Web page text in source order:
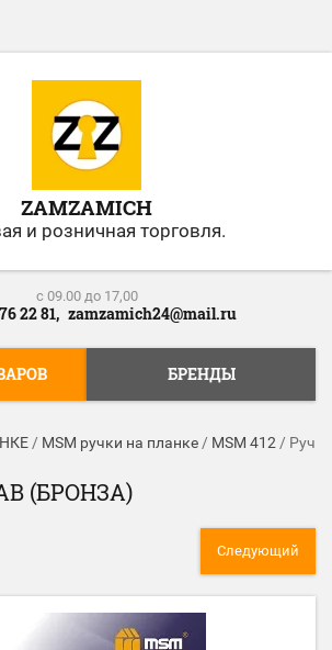
ZAMZAMICH
и розничная торговля.
c 09.00 до 17,00
22 81, zamzamich24@mail.ru
БРЕНДЫ
/ MSM ручки на планке / MSM 412 /
(БРОНЗА)
Следующий